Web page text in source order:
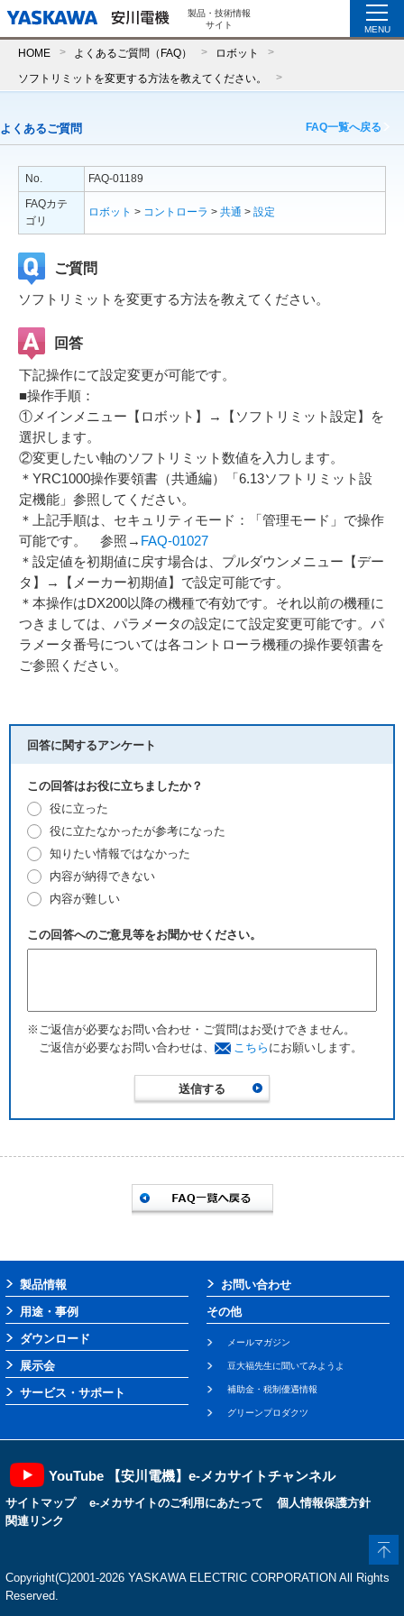
製品・技術情報
サイト
MENU
HOME よくあるご質問（FAQ） ロボット
ソフトリミットを変更する方法を教えてください。
よくあるご質問 FAQ一覧へ戻る
No.
FAQ-01189
FAQカテ
ゴリ
ロボット > コントローラ > 共通 > 設定
ご質問
ソフトリミットを変更する方法を教えてください。
回答
下記操作にて設定変更が可能です。
■操作手順：
①メインメニュー【ロボット】→【ソフトリミット設定】を
選択します。
②変更したい軸のソフトリミット数値を入力します。
＊YRC1000操作要領書（共通編）「6.13ソフトリミット設
定機能」参照してください。
＊上記手順は、セキュリティモード：「管理モード」で操作
可能です。 参照→ FAQ-01027
＊設定値を初期値に戻す場合は、プルダウンメニュー【デー
タ】→【メーカー初期値】で設定可能です。
＊本操作はDX200以降の機種で有効です。それ以前の機種に
つきましては、パラメータの設定にて設定変更可能です。パ
ラメータ番号については各コントローラ機種の操作要領書を
ご参照ください。
回答に関するアンケート
この回答はお役に立ちましたか？
役に立った
役に立たなかったが参考になった
知りたい情報ではなかった
内容が納得できない
内容が難しい
この回答へのご意見等をお聞かせください。
※ご返信が必要なお問い合わせ・ご質問はお受けできません。
ご返信が必要なお問い合わせは、
こちら にお願いします。
製品情報
用途・事例
ダウンロード
展示会
サービス・サポート
お問い合わせ
その他
メールマガジン
豆大福先生に聞いてみようよ
補助金・税制優遇情報
グリーンプロダクツ
YouTube 【安川電機】e-メカサイトチャンネル
サイトマップ e-メカサイトのご利用にあたって
個人情報保護方針
関連リンク
Copyright(C)2001‐2026 YASKAWA ELECTRIC CORPORATION All Rights
Reserved.